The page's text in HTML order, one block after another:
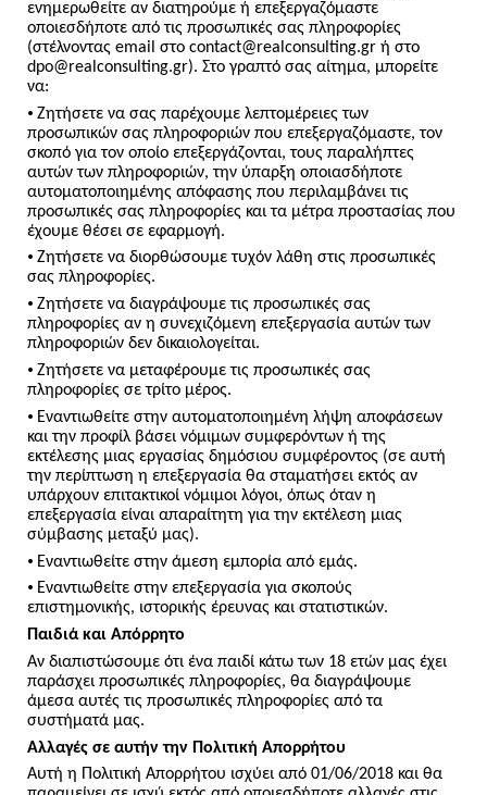
ενημερωθείτε αν διατηρούμε ή επεξεργαζόμαστε
οποιεσδήποτε από τις προσωπικές σας πληροφορίες
(στέλνοντας email στο contact@realconsulting.gr ή στο
dpo@realconsulting.gr). Στο γραπτό σας αίτημα, μπορείτε
να:
• Ζητήσετε να σας παρέχουμε λεπτομέρειες των
προσωπικών σας πληροφοριών που επεξεργαζόμαστε, τον
σκοπό για τον οποίο επεξεργάζονται, τους παραλήπτες
αυτών των πληροφοριών, την ύπαρξη οποιασδήποτε
αυτοματοποιημένης απόφασης που περιλαμβάνει τις
προσωπικές σας πληροφορίες και τα μέτρα προστασίας που
έχουμε θέσει σε εφαρμογή.
• Ζητήσετε να διορθώσουμε τυχόν λάθη στις προσωπικές
σας πληροφορίες.
• Ζητήσετε να διαγράψουμε τις προσωπικές σας
πληροφορίες αν η συνεχιζόμενη επεξεργασία αυτών των
πληροφοριών δεν δικαιολογείται.
• Ζητήσετε να μεταφέρουμε τις προσωπικές σας
πληροφορίες σε τρίτο μέρος.
• Εναντιωθείτε στην αυτοματοποιημένη λήψη αποφάσεων
και την προφίλ βάσει νόμιμων συμφερόντων ή της
εκτέλεσης μιας εργασίας δημόσιου συμφέροντος (σε αυτή
την περίπτωση η επεξεργασία θα σταματήσει εκτός αν
υπάρχουν επιτακτικοί νόμιμοι λόγοι, όπως όταν η
επεξεργασία είναι απαραίτητη για την εκτέλεση μιας
σύμβασης μεταξύ μας).
• Εναντιωθείτε στην άμεση εμπορία από εμάς.
• Εναντιωθείτε στην επεξεργασία για σκοπούς
επιστημονικής, ιστορικής έρευνας και στατιστικών.
Παιδιά και Απόρρητο
Αν διαπιστώσουμε ότι ένα παιδί κάτω των 18 ετών μας έχει
παράσχει προσωπικές πληροφορίες, θα διαγράψουμε
άμεσα αυτές τις προσωπικές πληροφορίες από τα
συστήματά μας.
Αλλαγές σε αυτήν την Πολιτική Απορρήτου
Αυτή η Πολιτική Απορρήτου ισχύει από 01/06/2018 και θα